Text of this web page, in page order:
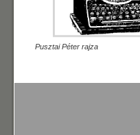
Pusztai Péter rajza